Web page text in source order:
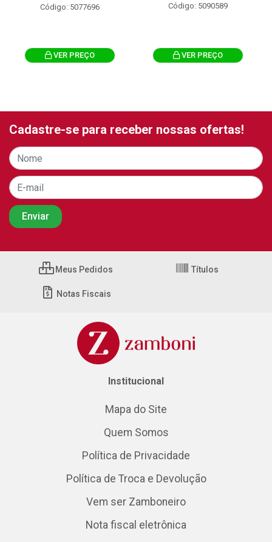
Código: 5077696
VER PREÇO
Código: 5090589
VER PREÇO
Cadastre-se para receber nossas ofertas!
Meus Pedidos Títulos
Notas Fiscais
Institucional
Mapa do Site
Quem Somos
Política de Privacidade
Política de Troca e Devolução
Vem ser Zamboneiro
Nota fiscal eletrônica